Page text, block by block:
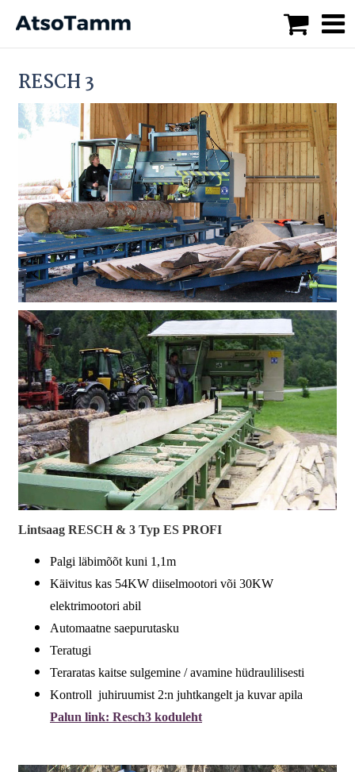
RESCH 3
Lintsaag RESCH & 3 Typ ES PROFI
Palgi läbimõõt kuni 1,1m
Käivitus kas 54KW diiselmootori või 30KW
elektrimootori abil
Automaatne saepurutasku
Teratugi
Teraratas kaitse sulgemine / avamine hüdraulilisesti
Kontroll juhiruumist 2:n juhtkangelt ja kuvar apila
Palun link: Resch3 koduleht